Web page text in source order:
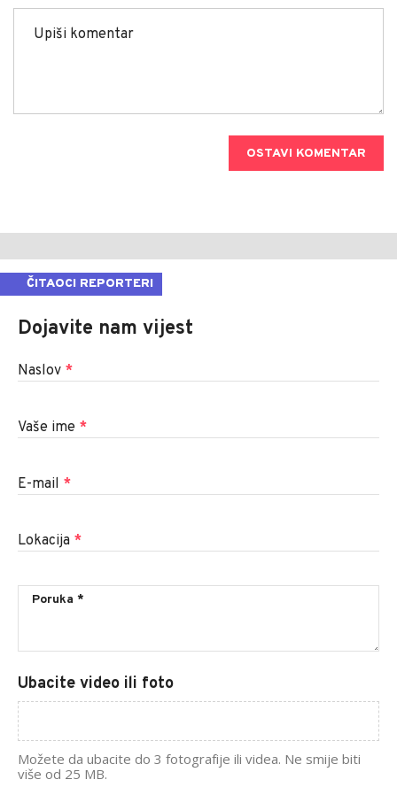
OSTAVI KOMENTAR
ČITAOCI REPORTERI
Dojavite nam vijest
Naslov *
Vaše ime *
E-mail *
Lokacija *
Ubacite video ili foto
Možete da ubacite do 3 fotografije ili videa. Ne smije biti
više od 25 MB.